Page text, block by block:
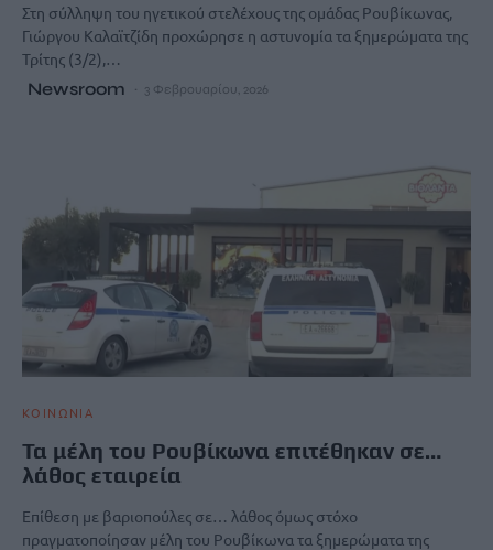
Στη σύλληψη του ηγετικού στελέχους της ομάδας Ρουβίκωνας,
Γιώργου Καλαϊτζίδη προχώρησε η αστυνομία τα ξημερώματα της
Τρίτης (3/2),…
Newsroom 3 Φεβρουαρίου, 2026
ΚΟΙΝΩΝΙΑ
Τα μέλη του Ρουβίκωνα επιτέθηκαν σε…
λάθος εταιρεία
Επίθεση με βαριοπούλες σε… λάθος όμως στόχο
πραγματοποίησαν μέλη του Ρουβίκωνα τα ξημερώματα της